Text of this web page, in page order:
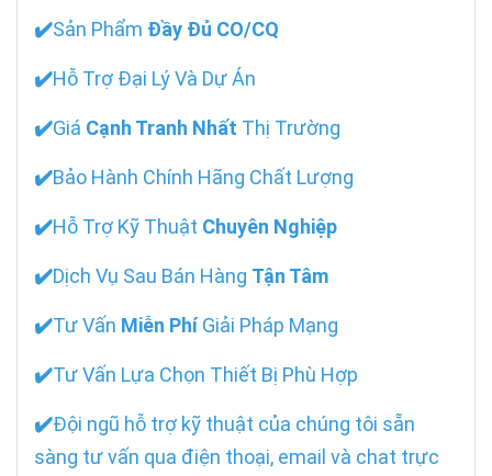
✔️Sản Phẩm Đầy Đủ CO/CQ
✔️Hỗ Trợ Đại Lý Và Dự Án
✔️Giá Cạnh Tranh Nhất Thị Trường
✔️Bảo Hành Chính Hãng Chất Lượng
✔️Hỗ Trợ Kỹ Thuật Chuyên Nghiệp
✔️Dịch Vụ Sau Bán Hàng Tận Tâm
✔️Tư Vấn Miễn PhíGiải Pháp Mạng
✔️Tư Vấn Lựa Chọn Thiết Bị Phù Hợp
✔️Đội ngũ hỗ trợ kỹ thuật của chúng tôi sẵn
sàng tư vấn qua điện thoại, email và chat trực